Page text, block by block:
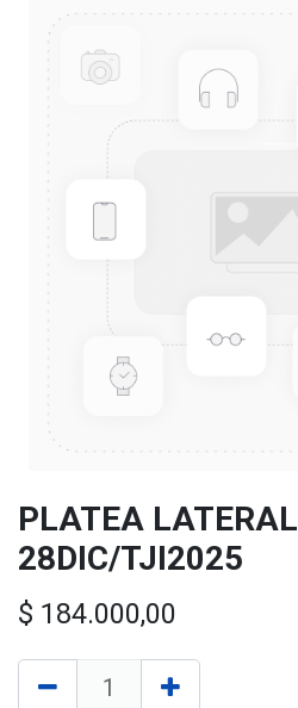
PLATEA LATERAL
28DIC/TJI2025
$ 184.000,00